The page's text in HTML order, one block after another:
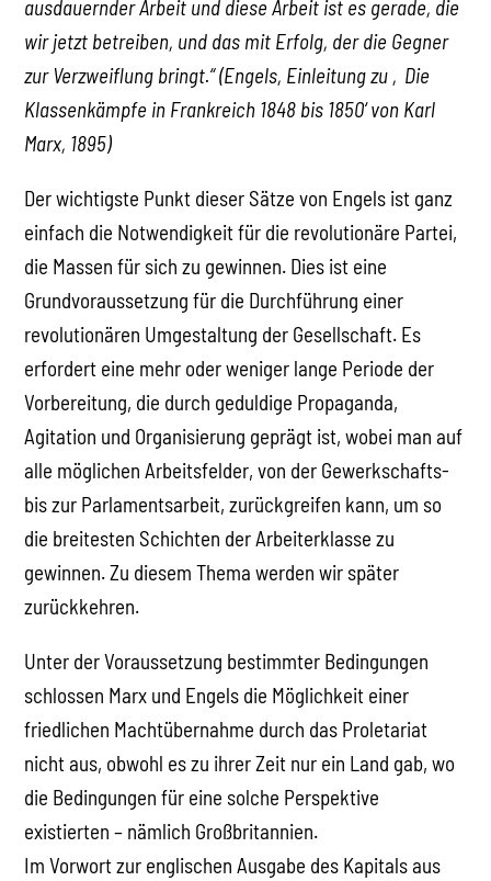
ausdauernder Arbeit und diese Arbeit ist es gerade, die
wir jetzt betreiben, und das mit Erfolg, der die Gegner
zur Verzweiflung bringt.“ (Engels, Einleitung zu ‚Die
Klassenkämpfe in Frankreich 1848 bis 1850‘ von Karl
Marx, 1895)
Der wichtigste Punkt dieser Sätze von Engels ist ganz
einfach die Notwendigkeit für die revolutionäre Partei,
die Massen für sich zu gewinnen. Dies ist eine
Grundvoraussetzung für die Durchführung einer
revolutionären Umgestaltung der Gesellschaft. Es
erfordert eine mehr oder weniger lange Periode der
Vorbereitung, die durch geduldige Propaganda,
Agitation und Organisierung geprägt ist, wobei man auf
alle möglichen Arbeitsfelder, von der Gewerkschafts-
bis zur Parlamentsarbeit, zurückgreifen kann, um so
die breitesten Schichten der Arbeiterklasse zu
gewinnen. Zu diesem Thema werden wir später
zurückkehren.
Unter der Voraussetzung bestimmter Bedingungen
schlossen Marx und Engels die Möglichkeit einer
friedlichen Machtübernahme durch das Proletariat
nicht aus, obwohl es zu ihrer Zeit nur ein Land gab, wo
die Bedingungen für eine solche Perspektive
existierten – nämlich Großbritannien.
Im Vorwort zur englischen Ausgabe des Kapitals aus